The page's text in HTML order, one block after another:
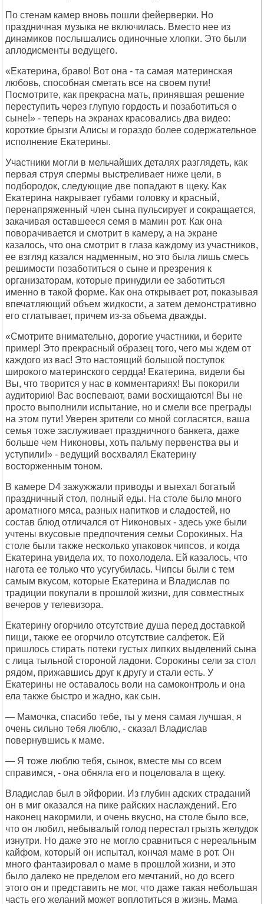
По стенам камер вновь пошли фейерверки. Но
праздничная музыка не включилась. Вместо нее из
динамиков послышались одиночные хлопки. Это были
аплодисменты ведущего.
«Екатерина, браво! Вот она - та самая материнская
любовь, способная сметать все на своем пути!
Посмотрите, как прекрасна мать, принявшая решение
переступить через глупую гордость и позаботиться о
сыне!» - теперь на экранах красовались два видео:
короткие брызги Алисы и гораздо более содержательное
исполнение Екатерины.
Участники могли в мельчайших деталях разглядеть, как
первая струя спермы выстреливает ниже цели, в
подбородок, следующие две попадают в щеку. Как
Екатерина накрывает губами головку и красный,
перенапряженный член сына пульсирует и сокращается,
закачивая оставшееся семя в мамин рот. Как она
поворачивается и смотрит в камеру, а на экране
казалось, что она смотрит в глаза каждому из участников,
ее взгляд казался надменным, но это была лишь смесь
решимости позаботиться о сыне и презрения к
организаторам, которые принудили ее заботиться
именно в такой форме. Как она открывает рот, показывая
впечатляющий объем жидкости, а затем демонстративно
его сглатывает, причем из-за объема дважды.
«Смотрите внимательно, дорогие участники, и берите
пример! Это прекрасный образец того, чего мы ждем от
каждого из вас! Это настоящий большой поступок
широкого материнского сердца! Екатерина, видели бы
Вы, что творится у нас в комментариях! Вы покорили
аудиторию! Вас воспевают, вами восхищаются! Вы не
просто выполнили испытание, но и смели все преграды
на этом пути! Уверен зрители со мной согласятся, ваша
семья тоже заслуживает праздничного банкета, даже
больше чем Никоновы, хоть пальму первенства вы и
уступили!» - ведущий восхвалял Екатерину
восторженным тоном.
В камере D4 зажужжали приводы и выехал богатый
праздничный стол, полный еды. На столе было много
ароматного мяса, разных напитков и сладостей, но
состав блюд отличался от Никоновых - здесь уже были
учтены вкусовые предпочтения семьи Сорокиных. На
столе были также несколько упаковок чипсов, и когда
Екатерина увидела их, то похолодела. Ей казалось, что
нагота ее только что усугубилась. Чипсы были с тем
самым вкусом, которые Екатерина и Владислав по
традиции покупали в прошлой жизни, для совместных
вечеров у телевизора.
Екатерину огорчило отсутствие душа перед доставкой
пищи, также ее огорчило отсутствие салфеток. Ей
пришлось стирать потеки густых липких выделений сына
с лица тыльной стороной ладони. Сорокины сели за стол
рядом, прижавшись друг к другу и стали есть. У
Екатерины не оставалось воли на самоконтроль и она
ела также быстро и жадно, как сын.
— Мамочка, спасибо тебе, ты у меня самая лучшая, я
очень сильно тебя люблю, - сказал Владислав
повернувшись к маме.
— Я тоже люблю тебя, сынок, вместе мы со всем
справимся, - она обняла его и поцеловала в щеку.
Владислав был в эйфории. Из глубин адских страданий
он в миг оказался на пике райских наслаждений. Его
наконец накормили, и очень вкусно, на столе было все,
что он любил, небывалый голод перестал грызть желудок
изнутри. Но даже это не могло сравниться с нереальным
кайфом, который он испытал, кончая маме в рот. Он
много фантазировал о маме в прошлой жизни, и это
было далеко не пределом его мечтаний, но до всего
этого он и представить не мог, что даже такая небольшая
часть его желаний может воплотиться в жизнь. Мама